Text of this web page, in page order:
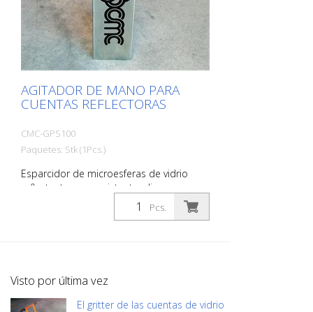
AGITADOR DE MANO PARA
CUENTAS REFLECTORAS
CMC-GPS100
Paquetes: Stk (1Pcs.)
Esparcidor de microesferas de vidrio
reflectante muy resistente y ligero
fabricado en acero inoxidable. Para
extender rápida y fácilmente líneas o
compuesto sellador. Capacidad: aprox. 5
litros
Pcs.
Visto por última vez
El gritter de las cuentas de vidrio